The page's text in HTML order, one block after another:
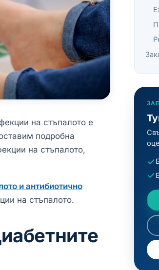
на стъпалото е
подробна
на стъпалото,
и антибиотично
на стъпалото.